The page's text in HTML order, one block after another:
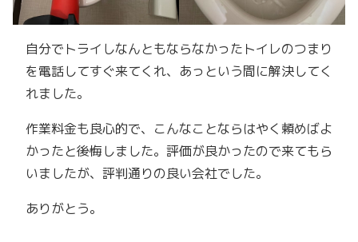
自分でトライしなんともならなかったトイレのつまり
を電話してすぐ来てくれ、あっという間に解決してく
れました。
作業料金も良心的で、こんなことならはやく頼めばよ
かったと後悔しました。評価が良かったので来てもら
いましたが、評判通りの良い会社でした。
ありがとう。